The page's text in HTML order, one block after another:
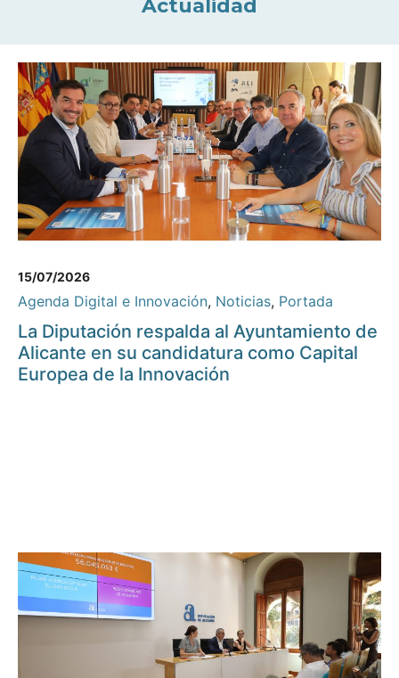
Actualidad
15/07/2026
Agenda Digital e Innovación, Noticias, Portada
La Diputación respalda al Ayuntamiento de
Alicante en su candidatura como Capital
Europea de la Innovación